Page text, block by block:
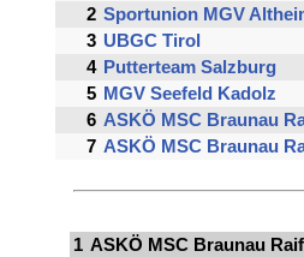
2 Sportunion MGV
3 UBGC Tirol
4 Putterteam Salzburg
5 MGV Seefeld Kadolz
6 ASKÖ MSC Braunau
7 ASKÖ MSC Braunau
1 ASKÖ MSC Braunau